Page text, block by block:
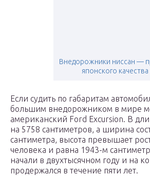
Внедорожники ниссан —
японского качества
Если судить по габаритам
большим внедорожником в мире
американский Ford Excursion. В
на 5758 сантиметров, а ширина
сантиметра, высота превышает
человека и равна 1943-м
начали в двухтысячном году и на
продержался в течение пяти лет.